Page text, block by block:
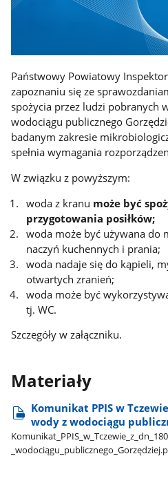
Państwowy Powiatowy
zapoznaniu się ze
spożycia przez ludzi pobranych
wodociągu publicznego
badanym zakresie
spełnia wymagania
W związku z powyższym:
woda z kranu może być
przygotowania posiłków;
woda może być używana do
naczyń kuchennych i prania;
woda nadaje się do kąpieli,
otwartych zranień;
woda może być
tj. WC.
Szczegóły w załączniku.
Materiały
Komunikat PPIS w
wody z wodociągu